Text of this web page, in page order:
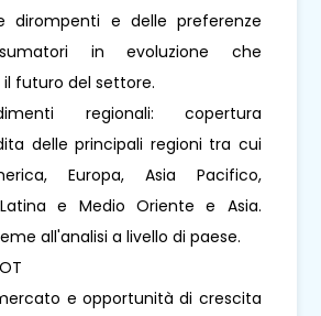
dirompenti e delle preferenze
in evoluzione che
futuro del settore.
regionali: copertura
delle principali regioni tra cui
Europa, Asia Pacifico,
e Medio Oriente e Asia.
all'analisi a livello di paese.
e opportunità di crescita